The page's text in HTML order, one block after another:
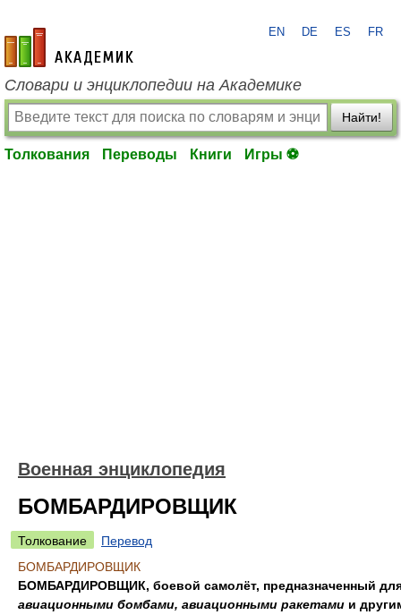
academic.ru
EN DE ES FR
Словари и энциклопедии на Академике
Найти!
Толкования Переводы Книги Игры ⚽
Военная энциклопедия
БОМБАРДИРОВЩИК
Толкование
Перевод
БОМБАРДИРОВЩИК
БОМБАРДИРОВЩИК, боевой самолёт, предназначенный
авиационными бомбами, авиационными ракетами и